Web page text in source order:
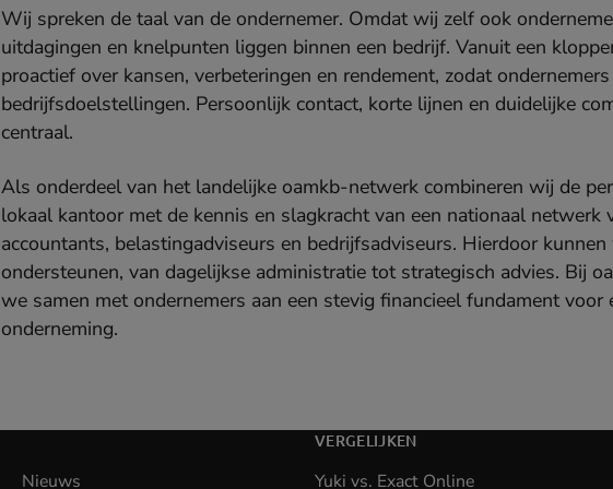
Wij spreken de taal van de ondernemer. Omdat wij zelf ook
uitdagingen en knelpunten liggen binnen een bedrijf. Vanuit een
proactief over kansen, verbeteringen en rendement, zodat
bedrijfsdoelstellingen. Persoonlijk contact, korte lijnen en duidelijke
centraal.
Als onderdeel van het landelijke oamkb-netwerk combineren wij de
lokaal kantoor met de kennis en slagkracht van een nationaal netwerk
accountants, belastingadviseurs en bedrijfsadviseurs. Hierdoor
ondersteunen, van dagelijkse administratie tot strategisch advies. Bij
we samen met ondernemers aan een stevig financieel fundament
onderneming.
Nieuws
VERGELIJKEN
Yuki vs. Exact Online